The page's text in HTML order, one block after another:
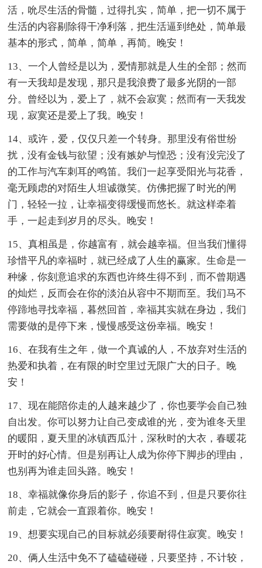
活，吮尽生活的骨髓，过得扎实，简单，把一切不属于
生活的内容剔除得干净利落，把生活逼到绝处，简单最
基本的形式，简单，简单，再简。晚安！
13、一个人曾经是以为，爱情那就是人生的全部；然而
有一天我却是发现，那只是我浪费了最多光阴的一部
分。曾经以为，爱上了，就不会寂寞；然而有一天我发
现，寂寞还是爱上了我。晚安！
14、或许，爱，仅仅只差一个转身。那里没有俗世纷
扰，没有金钱与欲望；没有嫉妒与惶恐；没有没完没了
的工作与汽车刺耳的鸣笛。我们一起享受阳光与花香，
毫无顾虑的对陌生人坦诚微笑。仿佛把握了时光的闸
门，轻轻一拉，让幸福变得缓慢而悠长。就这样牵着
手，一起走到岁月的尽头。晚安！
15、真相虽是，你越富有，就会越幸福。但当我们懂得
珍惜平凡的幸福时，就已经成了人生的赢家。生命是一
种缘，你刻意追求的东西也许终生得不到，而不曾期遇
的灿烂，反而会在你的淡泊从容中不期而至。我们马不
停蹄地寻找幸福，暮然回首，幸福其实就在身边，我们
需要做的是停下来，慢慢感受这份幸福。晚安！
16、在我有生之年，做一个真诚的人，不放弃对生活的
热爱和执着，在有限的时空里过无限广大的日子。晚
安！
17、现在能陪你走的人越来越少了，你也要学会自己独
自出发。你可以努力让自己变成谁的光，变为谁冬天里
的暖阳，夏天里的冰镇西瓜汁，深秋时的大衣，春暖花
开时的好心情。但是别再让人成为你停下脚步的理由，
也别再为谁走回头路。晚安！
18、幸福就像你身后的影子，你追不到，但是只要你往
前走，它就会一直跟着你。晚安！
19、想要实现自己的目标就必须要耐得住寂寞。晚安！
20、俩人生活中免不了磕磕碰碰，只要坚持，不计较，